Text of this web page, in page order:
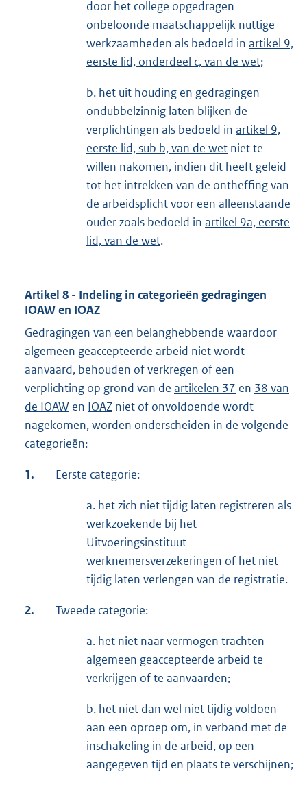
door het college opgedragen
onbeloonde maatschappelijk nuttige
werkzaamheden als bedoeld in artikel 9,
eerste lid, onderdeel c, van de wet;
b. het uit houding en gedragingen
ondubbelzinnig laten blijken de
verplichtingen als bedoeld in artikel 9,
eerste lid, sub b, van de wet niet te
willen nakomen, indien dit heeft geleid
tot het intrekken van de ontheffing van
de arbeidsplicht voor een alleenstaande
ouder zoals bedoeld in artikel 9a, eerste
lid, van de wet.
Artikel 8 - Indeling in categorieën gedragingen
IOAW en IOAZ
Gedragingen van een belanghebbende waardoor
algemeen geaccepteerde arbeid niet wordt
aanvaard, behouden of verkregen of een
verplichting op grond van de artikelen 37 en 38 van
de IOAW en IOAZ niet of onvoldoende wordt
nagekomen, worden onderscheiden in de volgende
categorieën:
1. Eerste categorie:
a. het zich niet tijdig laten registreren als
werkzoekende bij het
Uitvoeringsinstituut
werknemersverzekeringen of het niet
tijdig laten verlengen van de registratie.
2. Tweede categorie:
a. het niet naar vermogen trachten
algemeen geaccepteerde arbeid te
verkrijgen of te aanvaarden;
b. het niet dan wel niet tijdig voldoen
aan een oproep om, in verband met de
inschakeling in de arbeid, op een
aangegeven tijd en plaats te verschijnen;